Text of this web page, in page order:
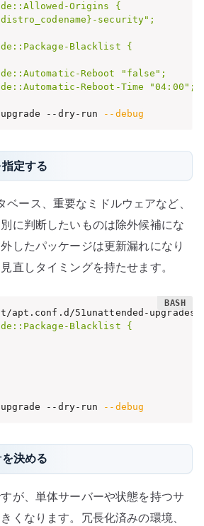
Origins {
security";
Blacklist {
Reboot "false";
Reboot-Time "04:00";
--dry-run --debug
定する
ース、重要なミドルウェアなど、
に判断したいものは除外候補にな
したパッケージは更新漏れになり
直しタイミングを持たせます。
apt.conf.d/51unattended-
Blacklist {
--dry-run --debug
決める
が、単体サーバーや状態を持つサ
くなります。冗長化済みの環境、